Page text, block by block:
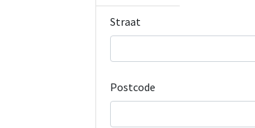
Straat
Postcode